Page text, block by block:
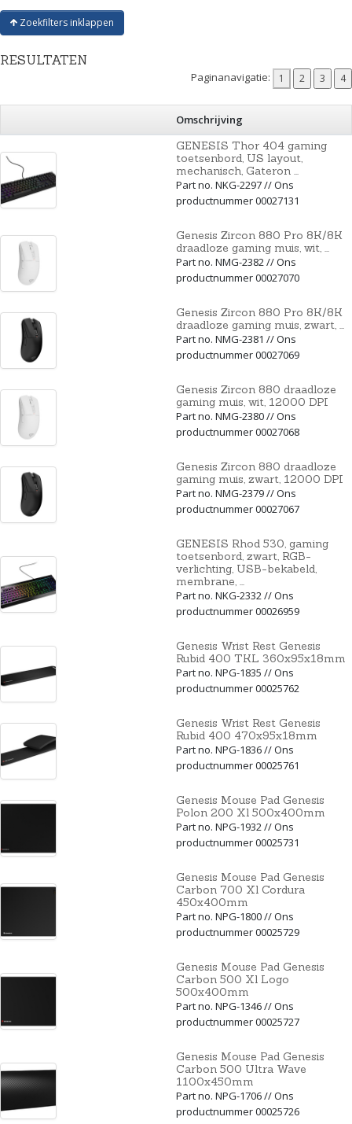
Zoekfilters inklappen
RESULTATEN
Paginanavigatie:
Omschrijving
GENESIS Thor 404 gaming
toetsenbord, US layout,
mechanisch, Gateron ...
Part no. NKG-2297 // Ons
productnummer 00027131
Genesis Zircon 880 Pro 8K/8K
draadloze gaming muis, wit, ...
Part no. NMG-2382 // Ons
productnummer 00027070
Genesis Zircon 880 Pro 8K/8K
draadloze gaming muis, zwart, ...
Part no. NMG-2381 // Ons
productnummer 00027069
Genesis Zircon 880 draadloze
gaming muis, wit, 12000 DPI
Part no. NMG-2380 // Ons
productnummer 00027068
Genesis Zircon 880 draadloze
gaming muis, zwart, 12000 DPI
Part no. NMG-2379 // Ons
productnummer 00027067
GENESIS Rhod 530, gaming
toetsenbord, zwart, RGB-
verlichting, USB-bekabeld,
membrane, ...
Part no. NKG-2332 // Ons
productnummer 00026959
Genesis Wrist Rest Genesis
Rubid 400 TKL 360x95x18mm
Part no. NPG-1835 // Ons
productnummer 00025762
Genesis Wrist Rest Genesis
Rubid 400 470x95x18mm
Part no. NPG-1836 // Ons
productnummer 00025761
Genesis Mouse Pad Genesis
Polon 200 Xl 500x400mm
Part no. NPG-1932 // Ons
productnummer 00025731
Genesis Mouse Pad Genesis
Carbon 700 Xl Cordura
450x400mm
Part no. NPG-1800 // Ons
productnummer 00025729
Genesis Mouse Pad Genesis
Carbon 500 Xl Logo
500x400mm
Part no. NPG-1346 // Ons
productnummer 00025727
Genesis Mouse Pad Genesis
Carbon 500 Ultra Wave
1100x450mm
Part no. NPG-1706 // Ons
productnummer 00025726